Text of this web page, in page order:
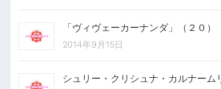
「ヴィヴェーカーナンダ」（２０）
2014年9月15日
シュリー・クリシュナ・カルナーム